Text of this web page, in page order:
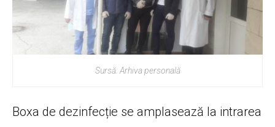
Sursă: Arhiva personală
Boxa de dezinfecție se amplasează la intrarea